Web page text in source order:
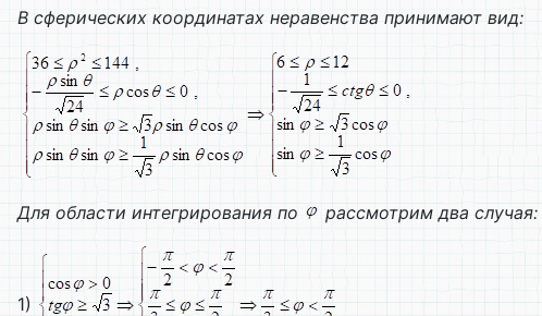
В сферических координатах неравенства принимают вид:
Для области интегрирования по рассмотрим два случая:
1)